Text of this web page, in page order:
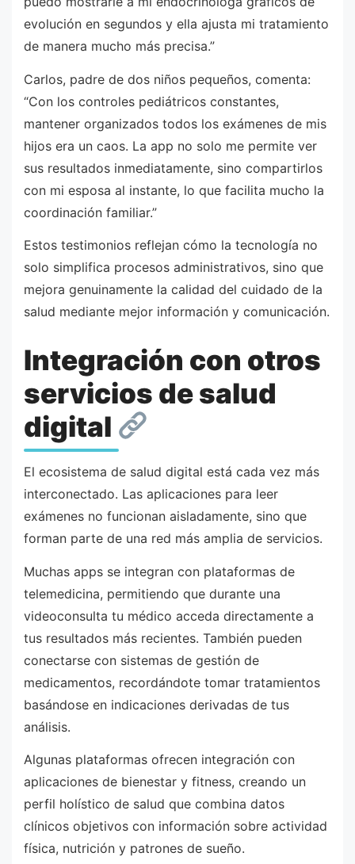
evolución en segundos y ella ajusta mi tratamiento
de manera mucho más precisa.”
Carlos, padre de dos niños pequeños, comenta:
“Con los controles pediátricos constantes,
mantener organizados todos los exámenes de mis
hijos era un caos. La app no solo me permite ver
sus resultados inmediatamente, sino compartirlos
con mi esposa al instante, lo que facilita mucho la
coordinación familiar.”
Estos testimonios reflejan cómo la tecnología no
solo simplifica procesos administrativos, sino que
mejora genuinamente la calidad del cuidado de la
salud mediante mejor información y comunicación.
Integración con otros
servicios de salud
digital
El ecosistema de salud digital está cada vez más
interconectado. Las aplicaciones para leer
exámenes no funcionan aisladamente, sino que
forman parte de una red más amplia de servicios.
Muchas apps se integran con plataformas de
telemedicina, permitiendo que durante una
videoconsulta tu médico acceda directamente a
tus resultados más recientes. También pueden
conectarse con sistemas de gestión de
medicamentos, recordándote tomar tratamientos
basándose en indicaciones derivadas de tus
análisis.
Algunas plataformas ofrecen integración con
aplicaciones de bienestar y fitness, creando un
perfil holístico de salud que combina datos
clínicos objetivos con información sobre actividad
física, nutrición y patrones de sueño.